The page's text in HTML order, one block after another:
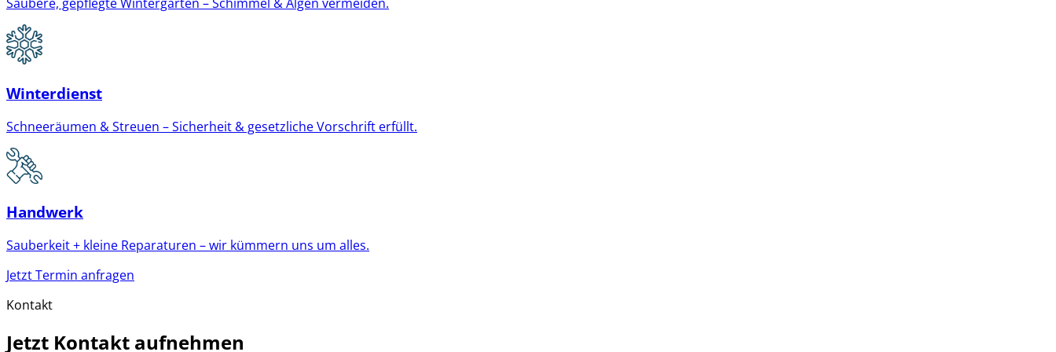
Winterdienst
Schneeräumen & Streuen – Sicherheit & gesetzliche Vorschrift erfüllt.
Handwerk
Sauberkeit + kleine Reparaturen – wir kümmern uns um alles.
Jetzt Termin anfragen
Kontakt
Jetzt Kontakt aufnehmen